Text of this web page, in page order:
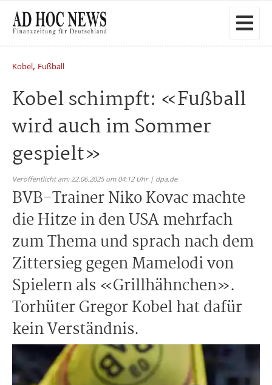
Kobel, Fußball
Kobel schimpft: «Fußball
wird auch im Sommer
gespielt»
Veröffentlicht am: 22.06.2025 um 04:12 Uhr | dpa.de
BVB-Trainer Niko Kovac machte
die Hitze in den USA mehrfach
zum Thema und sprach nach dem
Zittersieg gegen Mamelodi von
Spielern als «Grillhähnchen».
Torhüter Gregor Kobel hat dafür
kein Verständnis.